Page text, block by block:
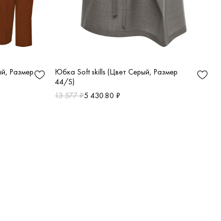
Размер
Юбка Soft skills (Цвет Серый, Размер
44/S)
13 577 ₽5 430.80 ₽